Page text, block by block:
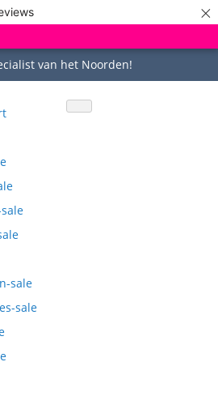
×
van het Noorden!
Uitstekende service
sale
sale